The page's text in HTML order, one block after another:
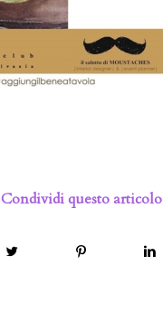
Condividi questo articolo